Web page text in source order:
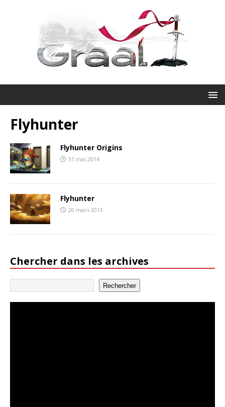
Flyhunter
Flyhunter Origins
31 mai 2014
Flyhunter
20 mars 2013
Chercher dans les archives
Rechercher